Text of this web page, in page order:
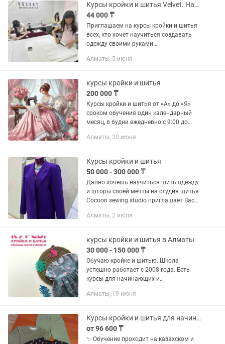
Курсы кройки и шитья Velvet. Научим кроить и шить для себя и не только.
44 000 ₸
Приглашаем на курсы кройки и шитья
всех, кто хочет научиться создавать
одежду своими руками.
швейного производства со стажем
уютном...
Алматы, 5 июня
курсы кройки и шитья
200 000 ₸
Курсы кройки и шитья от «А» до «Я»
сроком обучения один календарный
месяц, в будни ежедневно с 9:00 до
группе не более 2-х человек. Возможен
Алматы, 30 июня
Курсы кройки и шитья
50 000 - 300 000 ₸
Давно хочешь научиться шить одежду
и шторы своей мечты на студия шитья
Cocoon sewing studio приглашает Вас
нами. Наши опытные преподаватели
Алматы, 2 июля
курсы кройки и шитья в Алматы
30 000 - 150 000 ₸
Обучаю кройке и шитью. Школа
успешно работает с 2008 года. Есть
курсы для начинающих и
Моделирование одежды, Одежда на
для тех, кто...
Алматы, 19 июня
Курсы кройки и шитья для начинающих
от 96 600 ₸
✨ Обучение проходит на казахском и